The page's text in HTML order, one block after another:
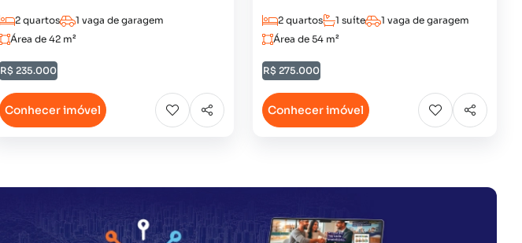
2 quartos
1 vaga de garagem
Área de 42 m²
R$ 235.000
Conhecer imóvel
2 quartos 1 suíte
1 vaga de garagem
Área de 54 m²
R$ 275.000
Conhecer imóvel